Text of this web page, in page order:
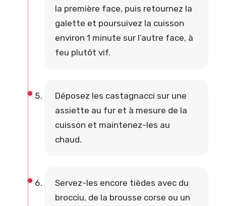
la première face, puis retournez la
galette et poursuivez la cuisson
environ 1 minute sur l’autre face, à
feu plutôt vif.
Déposez les castagnacci sur une
assiette au fur et à mesure de la
cuisson et maintenez-les au
chaud.
Servez-les encore tièdes avec du
brocciu, de la brousse corse ou un